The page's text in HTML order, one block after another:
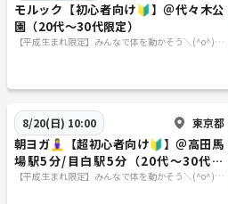
モルック【初心者向け🔰】＠代々木公
園（20代～30代限定）
【平成生まれ限定】みんなで体を動かそう＼(^o^)／
8/20(日) 10:00 東京都
朝ヨガ🧘‍♀【超初心者向け🔰】＠高田馬
場駅5分/目白駅5分（20代～30代限
定）
【平成生まれ限定】みんなで体を動かそう＼(^o^)／